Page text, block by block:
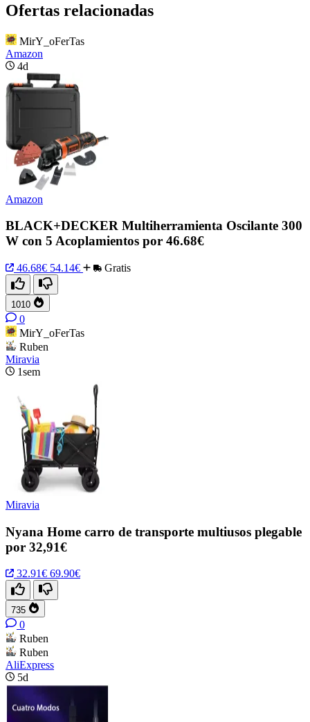
Ofertas relacionadas
MirY_oFerTas
Amazon
4d
Amazon
BLACK+DECKER Multiherramienta Oscilante 300
W con 5 Acoplamientos por 46.68€
46.68€ 54.14€ Gratis
1010
0
MirY_oFerTas
Ruben
Miravia
1sem
Miravia
Nyana Home carro de transporte multiusos plegable
por 32,91€
32.91€ 69.90€
735
0
Ruben
Ruben
AliExpress
5d